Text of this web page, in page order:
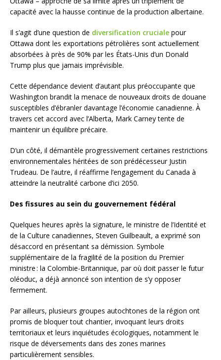
capacité avec la hausse continue de la production albertaine.
Il s’agit d’une question de diversification cruciale pour
Ottawa dont les exportations pétrolières sont actuellement
absorbées à près de 90% par les États-Unis d’un Donald
Trump plus que jamais imprévisible.
Cette dépendance devient d’autant plus préoccupante que
Washington brandit la menace de nouveaux droits de douane
susceptibles d’ébranler davantage l’économie canadienne. À
travers cet accord avec l’Alberta, Mark Carney tente de
maintenir un équilibre précaire.
D’un côté, il démantèle progressivement certaines restrictions
environnementales héritées de son prédécesseur Justin
Trudeau. De l’autre, il réaffirme l’engagement du Canada à
atteindre la neutralité carbone d’ici 2050.
Des fissures au sein du gouvernement fédéral
Quelques heures après la signature, le ministre de l’Identité et
de la Culture canadiennes, Steven Guilbeault, a exprimé son
désaccord en présentant sa démission. Symbole
supplémentaire de la fragilité de la position du Premier
ministre : la Colombie-Britannique, par où doit passer le futur
oléoduc, a déjà annoncé son intention de s’y opposer
fermement.
Par ailleurs, plusieurs groupes autochtones de la région ont
promis de bloquer tout chantier, invoquant leurs droits
territoriaux et leurs inquiétudes écologiques, notamment le
risque de déversements dans des zones marines
particulièrement sensibles.